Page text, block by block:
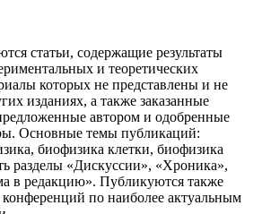
статьи, содержащие результаты
и теоретических
которых не представлены и не
изданиях, а также заказанные
автором и одобренные
Основные темы публикаций:
биофизика клетки, биофизика
разделы «Дискуссии», «Хроника»,
в редакцию». Публикуются также
по наиболее актуальным